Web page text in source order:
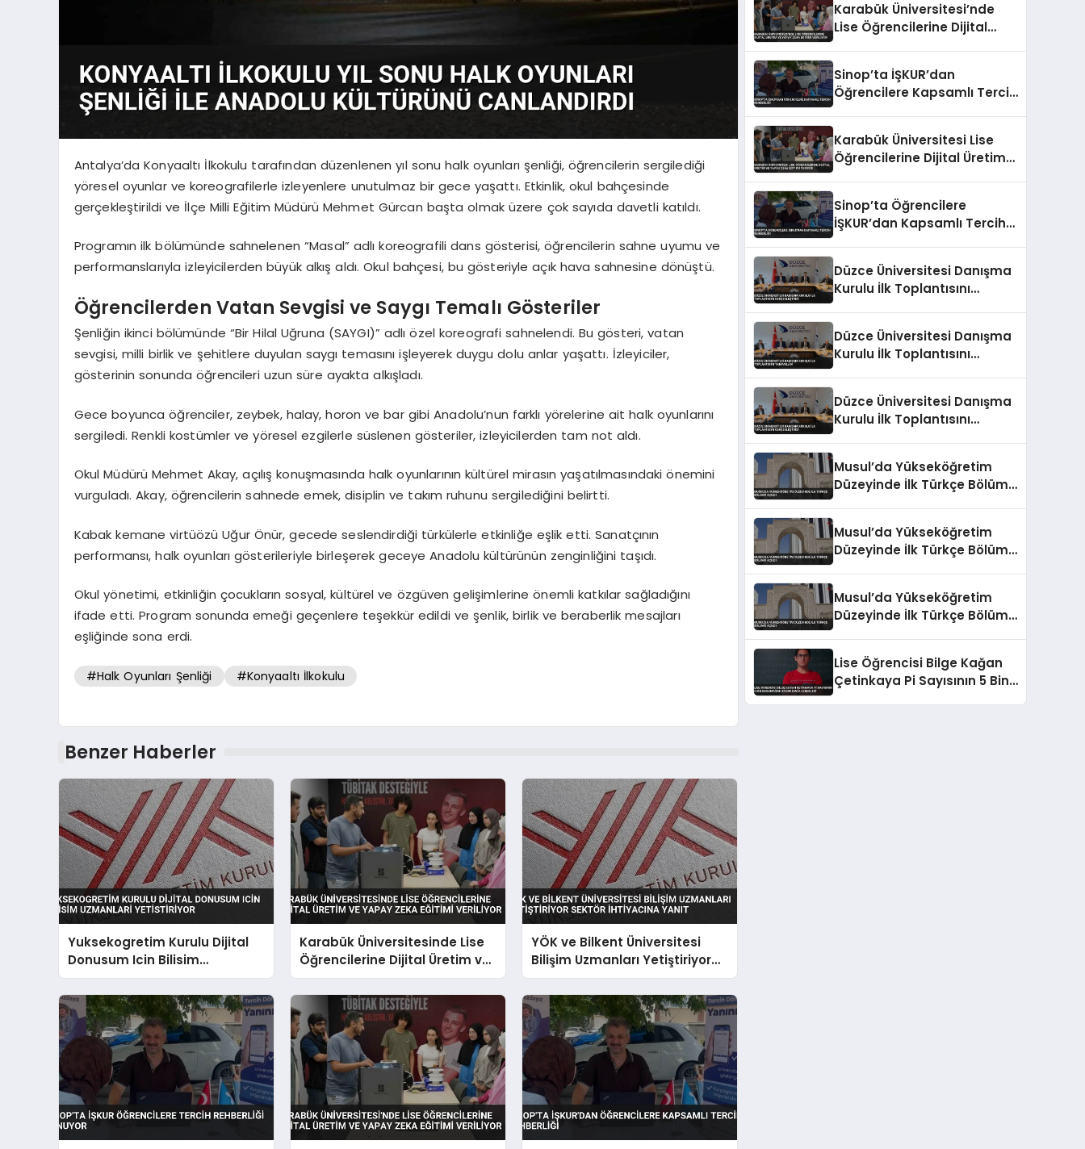
Antalya’da Konyaaltı İlkokulu tarafından düzenlenen yıl sonu halk oyunları şenliği, öğrencilerin sergilediği
yöresel oyunlar ve koreografilerle izleyenlere unutulmaz bir gece yaşattı. Etkinlik, okul bahçesinde
gerçekleştirildi ve İlçe Milli Eğitim Müdürü Mehmet Gürcan başta olmak üzere çok sayıda davetli katıldı.
Programın ilk bölümünde sahnelenen “Masal” adlı koreografili dans gösterisi, öğrencilerin sahne uyumu ve
performanslarıyla izleyicilerden büyük alkış aldı. Okul bahçesi, bu gösteriyle açık hava sahnesine dönüştü.
Öğrencilerden Vatan Sevgisi ve Saygı Temalı Gösteriler
Şenliğin ikinci bölümünde “Bir Hilal Uğruna (SAYGI)” adlı özel koreografi sahnelendi. Bu gösteri, vatan
sevgisi, milli birlik ve şehitlere duyulan saygı temasını işleyerek duygu dolu anlar yaşattı. İzleyiciler,
gösterinin sonunda öğrencileri uzun süre ayakta alkışladı.
Gece boyunca öğrenciler, zeybek, halay, horon ve bar gibi Anadolu’nun farklı yörelerine ait halk oyunlarını
sergiledi. Renkli kostümler ve yöresel ezgilerle süslenen gösteriler, izleyicilerden tam not aldı.
Okul Müdürü Mehmet Akay, açılış konuşmasında halk oyunlarının kültürel mirasın yaşatılmasındaki önemini
vurguladı. Akay, öğrencilerin sahnede emek, disiplin ve takım ruhunu sergilediğini belirtti.
Kabak kemane virtüözü Uğur Önür, gecede seslendirdiği türkülerle etkinliğe eşlik etti. Sanatçının
performansı, halk oyunları gösterileriyle birleşerek geceye Anadolu kültürünün zenginliğini taşıdı.
Okul yönetimi, etkinliğin çocukların sosyal, kültürel ve özgüven gelişimlerine önemli katkılar sağladığını
ifade etti. Program sonunda emeği geçenlere teşekkür edildi ve şenlik, birlik ve beraberlik mesajları
eşliğinde sona erdi.
#Halk Oyunları Şenliği #Konyaaltı İlkokulu
Benzer Haberler
Yuksekogretim Kurulu Dijital
Donusum Icin Bilisim
Uzmanlari Yetistiriyor
Karabük Üniversitesinde Lise
Öğrencilerine Dijital Üretim ve
Yapay Zeka Eğitimi Veriliyor
YÖK ve Bilkent Üniversitesi
Bilişim Uzmanları Yetiştiriyor
Sektör İhtiyacına Yanıt
Karabük Üniversitesi’nde
Lise Öğrencilerine Dijital
Sinop’ta İŞKUR’dan
Öğrencilere Kapsamlı Tercih
Karabük Üniversitesi Lise
Öğrencilerine Dijital Üretim
Sinop’ta Öğrencilere
İŞKUR’dan Kapsamlı Tercih
Düzce Üniversitesi Danışma
Kurulu İlk Toplantısını
Düzce Üniversitesi Danışma
Kurulu İlk Toplantısını
Düzce Üniversitesi Danışma
Kurulu İlk Toplantısını
Musul’da Yükseköğretim
Düzeyinde İlk Türkçe Bölümü
Musul’da Yükseköğretim
Düzeyinde İlk Türkçe Bölümü
Musul’da Yükseköğretim
Düzeyinde İlk Türkçe Bölümü
Lise Öğrencisi Bilge Kağan
Çetinkaya Pi Sayısının 5 Bin